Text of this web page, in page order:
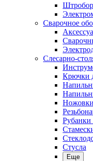
Сварочное
Слесарно-
Крючки
Стусла
Еще